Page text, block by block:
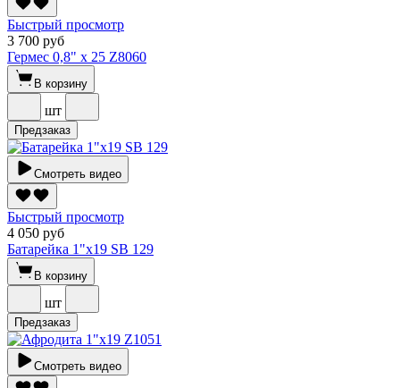
Быстрый просмотр
3 700 руб
Гермес 0,8" х 25 Z8060
В корзину
шт
Предзаказ
Смотреть видео
Быстрый просмотр
4 050 руб
Батарейка 1"х19 SВ 129
В корзину
шт
Предзаказ
Смотреть видео